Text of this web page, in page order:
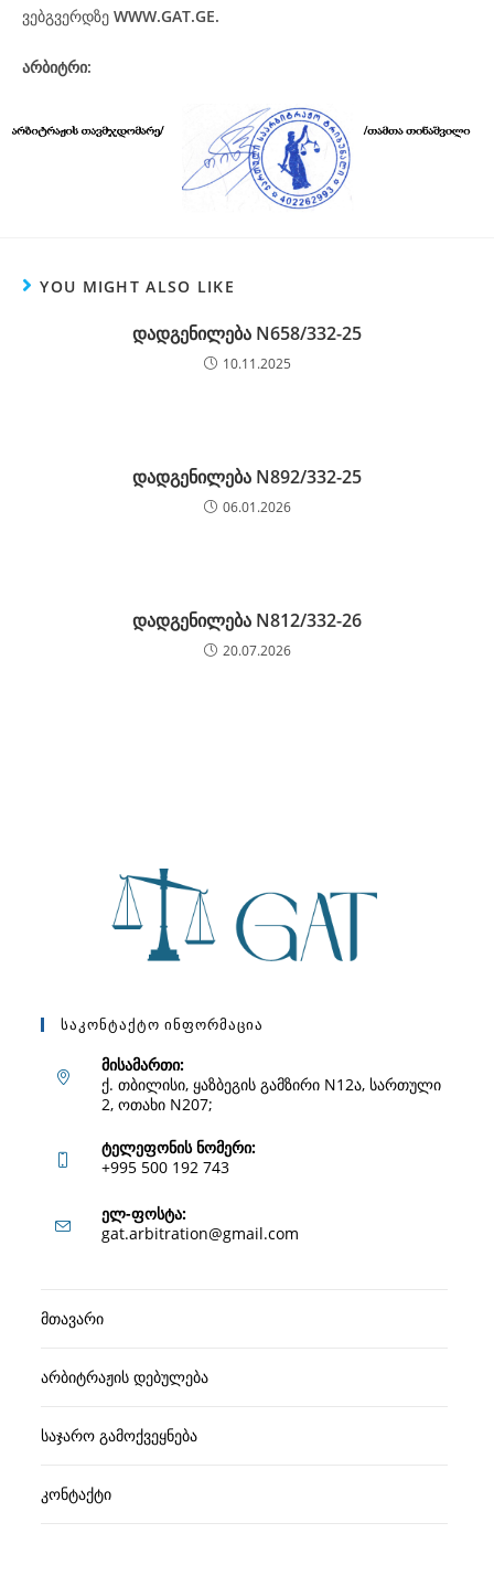
ვებგვერდზე WWW.GAT.GE.
არბიტრი:
YOU MIGHT ALSO LIKE
დადგენილება N658/332-25
10.11.2025
დადგენილება N892/332-25
06.01.2026
დადგენილება N812/332-26
20.07.2026
Საკონტაქტო Ინფორმაცია
მისამართი:
ქ. თბილისი, ყაზბეგის გამზირი N12ა, სართული
2, ოთახი N207;
ტელეფონის ნომერი:
+995 500 192 743
in
application
ელ-ფოსტა:
gat.arbitration@gmail.com
მთავარი
არბიტრაჟის დებულება
საჯარო გამოქვეყნება
კონტაქტი